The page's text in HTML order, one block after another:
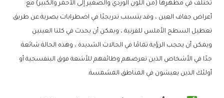
تختلف في مظهرها (من اللون الوردي والصغير إلى الأحمر والكبير) مع
أعراض جفاف العين ، وقد يتسبب تدريجيًا في اضطرابات بصرية عن طريق
تعطيل السطح الأملس للقرنية ، ويمكن أن يحدث في كلتا العينين
ويمكن أن يحجب الرؤية تمامًا في الحالات الشديدة ، وهذه الحالة شائعة
جدًا في الأشخاص الذين تعرضهم وظائفهم للأشعة فوق البنفسجية أو
أولئك الذين يعيشون في المناطق المشمسة.